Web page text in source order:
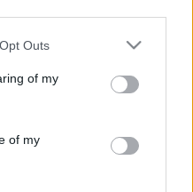
uses one or more Google
You may click to
and its third-party tags to
purposes in below Google
Outs
of my
of my